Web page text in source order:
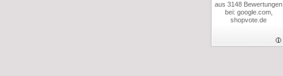
aus 3148 Bewertungen
bei: google.com,
shopvote.de